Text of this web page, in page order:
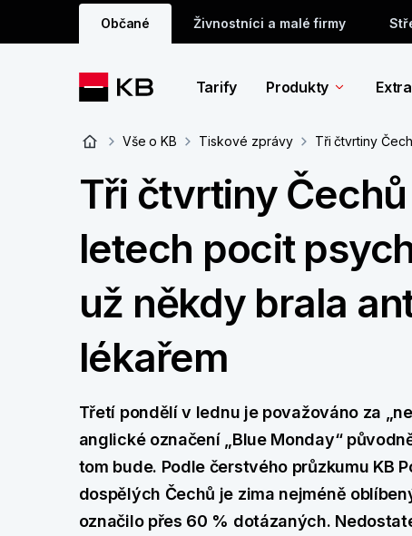
Občané Živnostníci a malé firmy
Tarify Produkty
Vše o KB Tiskové zprávy Tři čtvrtiny
Tři čtvrtiny
letech pocit
už někdy brala
lékařem
Třetí pondělí v lednu je považováno za
anglické označení „Blue Monday“
tom bude. Podle čerstvého průzkumu KB
dospělých Čechů je zima nejméně
označilo přes 60 % dotázaných.